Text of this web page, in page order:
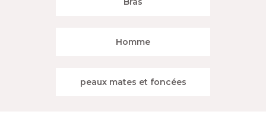
Homme
peaux mates et foncées